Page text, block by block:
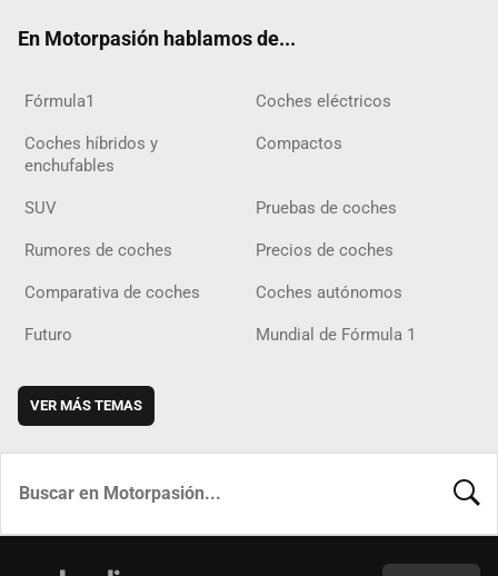
En Motorpasión hablamos de...
Fórmula1 Coches eléctricos
Coches híbridos y
enchufables
Compactos
SUV Pruebas de coches
Rumores de coches Precios de coches
Comparativa de coches Coches autónomos
Futuro Mundial de Fórmula 1
VER MÁS TEMAS